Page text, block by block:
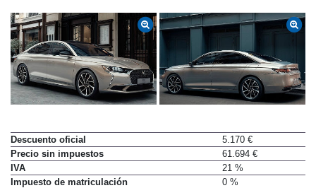
Descuento oficial
5.170 €
Precio sin impuestos
61.694 €
IVA
21 %
Impuesto de matriculación
0 %